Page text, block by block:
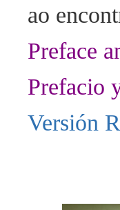
ao
Preface
Prefacio
Versión